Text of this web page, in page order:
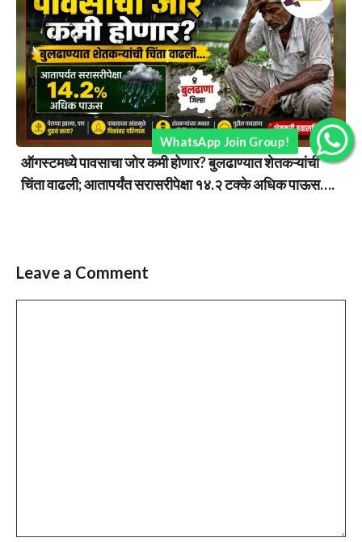
ऑगस्टमध्ये पावसाचा जोर कमी होणार? बुलढाण्यात शेतकऱ्यांची
चिंता वाढली; आतापर्यंत सरासरीपेक्षा १४.२ टक्के अधिक पाऊस….
Leave a Comment
WhatsApp Join Group!